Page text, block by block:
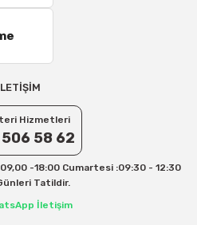
Hizmetleri
58 62
-18:00 Cumartesi :09:30 - 12:30
Tatildir.
İletişim